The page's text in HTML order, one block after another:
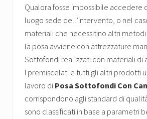
Qualora fosse impossibile accedere
luogo sede dell’intervento, o nel
materiali che necessitino altri
la posa avviene con attrezzature
Sottofondi realizzati con materiali di
I premiscelati e tutti gli altri prodotti
lavoro di Posa Sottofondi Con
corrispondono agli standard di
sono classificati in base a parametri